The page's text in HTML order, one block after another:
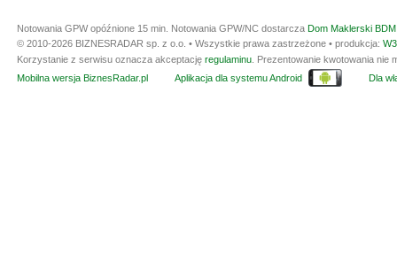
Notowania GPW opóźnione 15 min. Notowania GPW/NC dostarcza Dom Maklerski
© 2010-2026 BIZNESRADAR sp. z o.o. • Wszystkie prawa zastrzeżone • produkcja:
Korzystanie z serwisu oznacza akceptację regulaminu . Prezentowanie kwotowania
Mobilna wersja BiznesRadar.pl
Aplikacja dla systemu Android Dla